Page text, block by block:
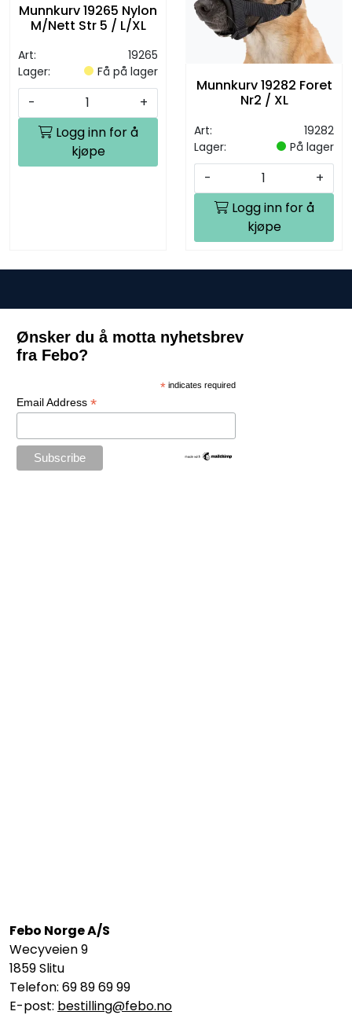
Munnkurv 19265 Nylon
M/Nett Str 5 / L/XL
Art:
19265
Lager:
Få på lager
-
+
Logg inn for å
kjøpe
Munnkurv 19282 Foret
Nr2 / XL
Art:
19282
Lager:
På lager
-
+
Logg inn for å
kjøpe
Ønsker du å motta nyhetsbrev
fra Febo?
* indicates required
Email Address *
Febo Norge A/S
Wecyveien 9
1859 Slitu
Telefon: 69 89 69 99
E-post: bestilling@febo.no